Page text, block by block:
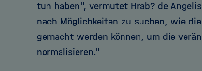
tun haben", vermutet Hrab? de
nach Möglichkeiten zu suchen, wie
gemacht werden können, um die
normalisieren."